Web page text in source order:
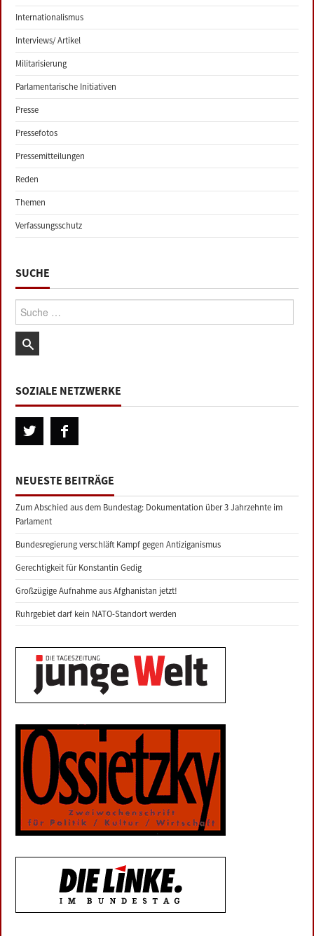
Internationalismus
Interviews/ Artikel
Militarisierung
Parlamentarische Initiativen
Presse
Pressefotos
Pressemitteilungen
Reden
Themen
Verfassungsschutz
SUCHE
Suche:
SOZIALE NETZWERKE
NEUESTE BEITRÄGE
Zum Abschied aus dem Bundestag: Dokumentation über 3 Jahrzehnte im
Parlament
Bundesregierung verschläft Kampf gegen Antiziganismus
Gerechtigkeit für Konstantin Gedig
Großzügige Aufnahme aus Afghanistan jetzt!
Ruhrgebiet darf kein NATO-Standort werden